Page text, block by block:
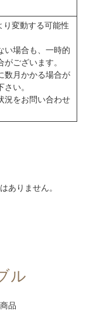
変動する可能性
い場合も、一時的
ございます。
数月かかる場合が
い。
況をお問い合わせ
ありません。
ル
品